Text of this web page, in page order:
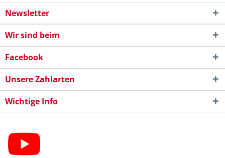
Newsletter
Wir sind beim
Facebook
Unsere Zahlarten
Wichtige Info